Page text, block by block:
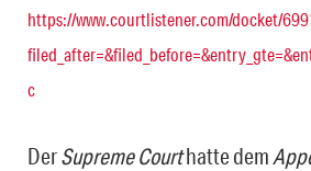
https://www.courtlistener.com/docket/
c
DerSupreme Courthatte dem